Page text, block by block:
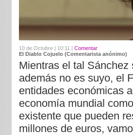
10 de Octubre | 10:11 | Comentar
El Diablo Cojuelo (Comentarista anónimo)
Mientras el tal
además no es suyo, el
entidades económicas
economía mundial
existente que pueden
millones de euros,